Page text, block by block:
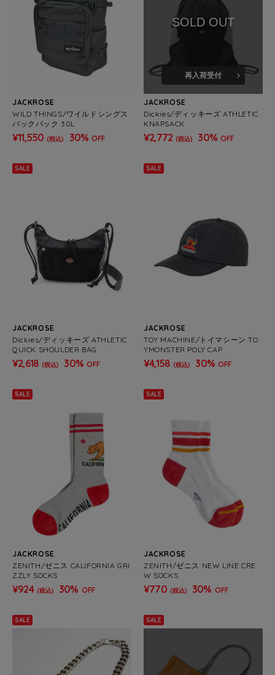
JACKROSE
WILD THINGS/ワイルドシングス
バックパック 30L
¥11,550 (税込) 30% OFF
SOLD OUT
再入荷受付
JACKROSE
Dickies/ディッキーズ ATHLETIC
KNAPSACK
¥2,772 (税込) 30% OFF
SALE
JACKROSE
Dickies/ディッキーズ ATHLETIC
QUICK SHOULDER BAG
¥2,618 (税込) 30% OFF
SALE
JACKROSE
TOY MACHINE/トイマシーン TO
YMONSTER POLY CAP
¥4,158 (税込) 30% OFF
SALE
JACKROSE
ZENITH/ゼニス CALIFORNIA GRI
ZZLY SOCKS
¥924 (税込) 30% OFF
SALE
JACKROSE
ZENITH/ゼニス NEW LINE CRE
W SOCKS
¥770 (税込) 30% OFF
SALE SALE